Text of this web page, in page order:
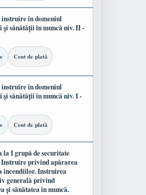
instruire în domeniul
și sănătății în muncă niv. II -
Cont de plată
instruire în domeniul
și sănătății în muncă niv. I -
Cont de plată
la I grupă de securitate
privind apărarea
incendiilor. Instruirea
generală privind
și sănătatea în muncă.